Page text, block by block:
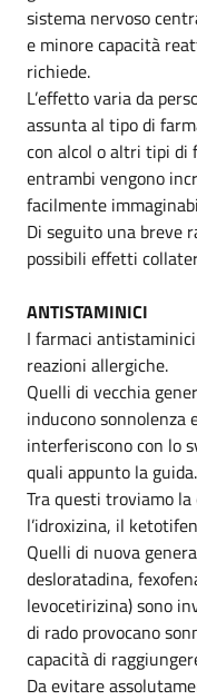
sistema nervoso
e minore capacità
richiede.
L’effetto varia da
assunta al tipo di
con alcol o altri tipi di
entrambi vengono
facilmente
Di seguito una breve
possibili effetti
ANTISTAMINICI
I farmaci
reazioni allergiche.
Quelli di vecchia
inducono sonnolenza
interferiscono con lo
quali appunto la guida.
Tra questi troviamo
l’idroxizina, il
Quelli di nuova
desloratadina,
levocetirizina) sono
di rado provocano
capacità di
Da evitare